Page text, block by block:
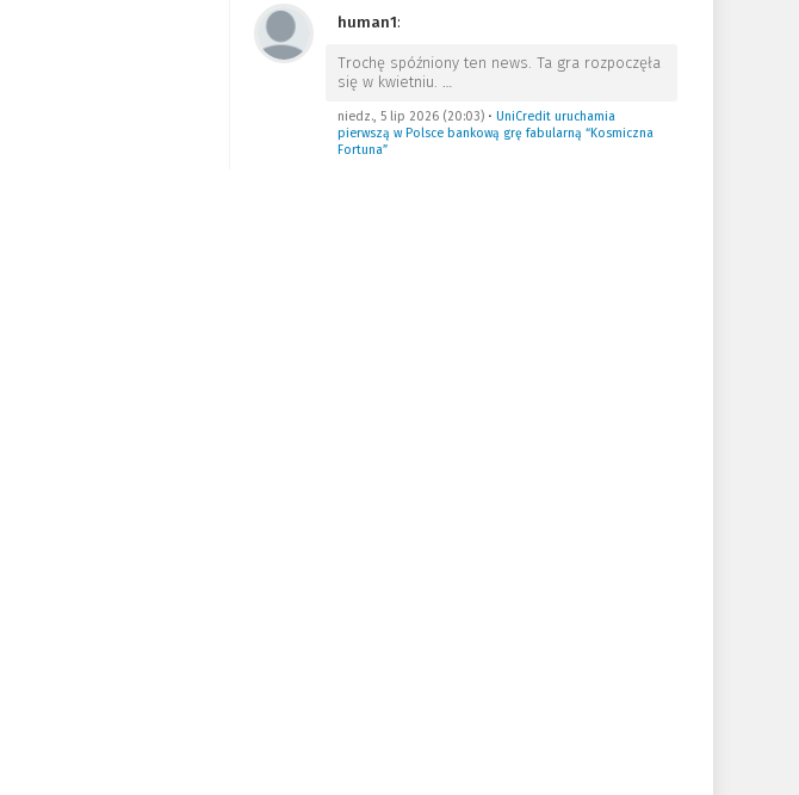
human1:
Trochę spóźniony ten news. Ta gra rozpoczęła
się w kwietniu. …
niedz., 5 lip 2026 (20:03)• UniCredit uruchamia
pierwszą w Polsce bankową grę fabularną “Kosmiczna
Fortuna”